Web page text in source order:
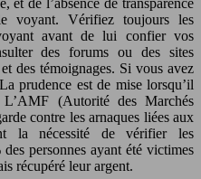
voyant. Vérifiez toujours les
avant de lui confier vos
des forums ou des sites
des témoignages. Si vous avez
prudence est de mise lorsqu’il
(Autorité des Marchés
contre les arnaques liées aux
la nécessité de vérifier les
personnes ayant été victimes
récupéré leur argent.